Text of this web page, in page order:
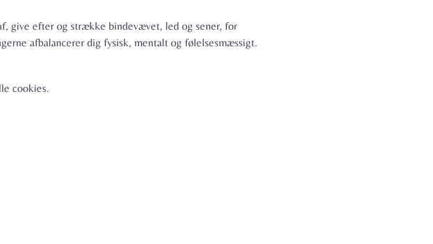
give efter og strække bindevævet, led og sener, for
afbalancerer dig fysisk, mentalt og følelsesmæssigt.
cookies.